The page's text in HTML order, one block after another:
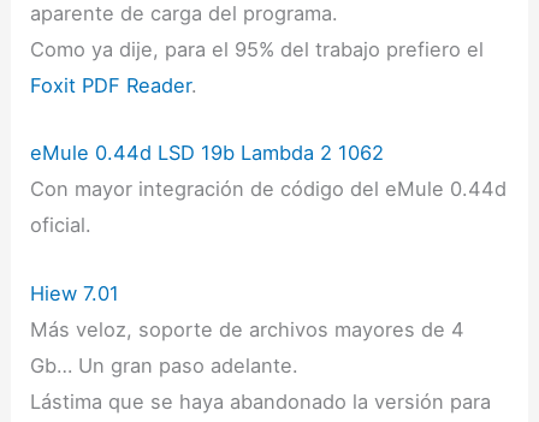
aparente de carga del programa.
Como ya dije, para el 95% del trabajo prefiero el
Foxit PDF Reader.
eMule 0.44d LSD 19b Lambda 2 1062
Con mayor integración de código del eMule 0.44d
oficial.
Hiew 7.01
Más veloz, soporte de archivos mayores de 4
Gb… Un gran paso adelante.
Lástima que se haya abandonado la versión para